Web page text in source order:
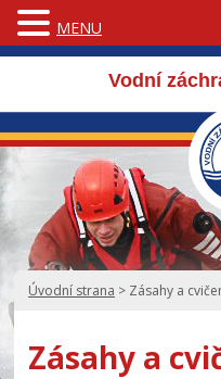
Vodní
Úvodní strana > Zásahy a
Zásahy a
MENU